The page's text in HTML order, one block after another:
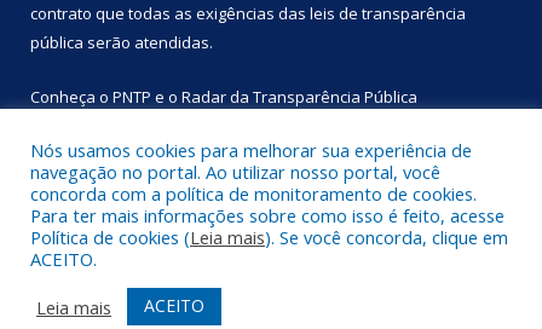
contrato que todas as exigências das leis de transparência
pública serão atendidas.
Conheça o PNTP e o Radar da Transparência Pública
Todos os direitos reservados a Prefeitura Municipal de
Primavera.
Mapa do Site
Acessar Área Administrativa
Nós usamos cookies para melhorar sua experiência de
navegação no portal. Ao utilizar nosso portal, você
concorda com a política de monitoramento de cookies.
Para ter mais informações sobre como isso é feito, acesse
Política de cookies (Leia mais). Se você concorda, clique em
ACEITO.
Leia mais
ACEITO